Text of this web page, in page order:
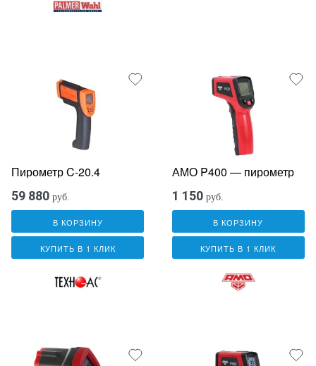
Пирометр C-20.4
59 880 руб.
В КОРЗИНУ
КУПИТЬ В 1 КЛИК
АМО P400 — пирометр
1 150 руб.
В КОРЗИНУ
КУПИТЬ В 1 КЛИК